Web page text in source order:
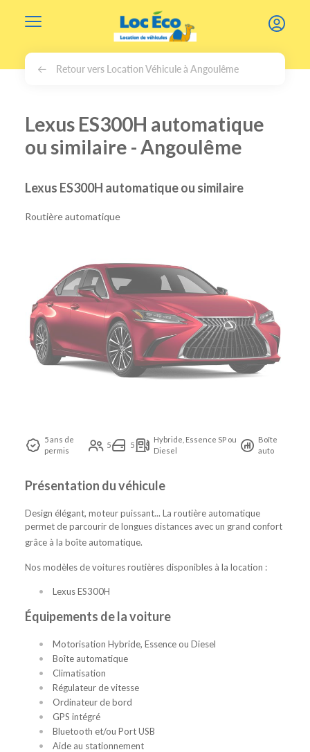
Retour vers Location Véhicule à Angoulême
Lexus ES300H automatique
ou similaire - Angoulême
Lexus ES300H automatique ou similaire
Routière automatique
5 ans de
permis
5 5
Hybride, Essence SP ou
Diesel
Boîte
auto
Présentation du véhicule
Design élégant, moteur puissant... La routière automatique
permet de parcourir de longues distances avec un grand confort
grâce à la boîte automatique.
Nos modèles de voitures routières disponibles à la location :
Lexus ES300H
Équipements de la voiture
Motorisation Hybride, Essence ou Diesel
Boîte automatique
Climatisation
Régulateur de vitesse
Ordinateur de bord
GPS intégré
Bluetooth et/ou Port USB
Aide au stationnement